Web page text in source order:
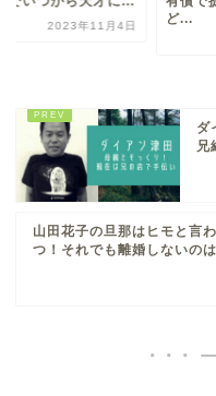
ー...
ダ
兄
山田花子の旦那はヒモと言
つ！それでも離婚しないの